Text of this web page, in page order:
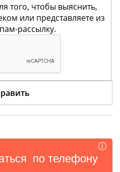
того, чтобы выяснить,
или представляете из
рассылку.